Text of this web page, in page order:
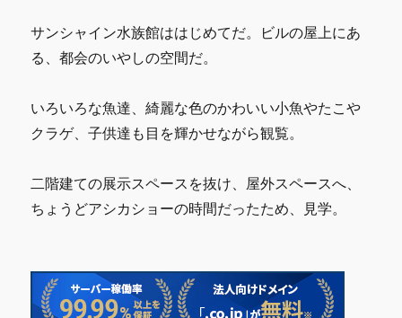
サンシャイン水族館ははじめてだ。ビルの屋上にあ
る、都会のいやしの空間だ。
いろいろな魚達、綺麗な色のかわいい小魚やたこや
クラゲ、子供達も目を輝かせながら観覧。
二階建ての展示スペースを抜け、屋外スペースへ、
ちょうどアシカショーの時間だったため、見学。